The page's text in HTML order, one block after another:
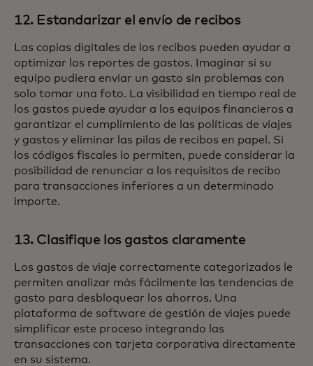
12. Estandarizar el envío de recibos
Las copias digitales de los recibos pueden ayudar a
optimizar los reportes de gastos. Imaginar si su
equipo pudiera enviar un gasto sin problemas con
solo tomar una foto. La visibilidad en tiempo real de
los gastos puede ayudar a los equipos financieros a
garantizar el cumplimiento de las políticas de viajes
y gastos y eliminar las pilas de recibos en papel. Si
los códigos fiscales lo permiten, puede considerar la
posibilidad de renunciar a los requisitos de recibo
para transacciones inferiores a un determinado
importe.
13. Clasifique los gastos claramente
Los gastos de viaje correctamente categorizados le
permiten analizar más fácilmente las tendencias de
gasto para desbloquear los ahorros. Una
plataforma de software de gestión de viajes puede
simplificar este proceso integrando las
transacciones con tarjeta corporativa directamente
en su sistema.